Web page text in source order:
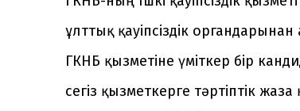
ұлттық қауіпсіздік
ГКНБ қызметіне үміткер бір
сегіз қызметкерге тәртіптік